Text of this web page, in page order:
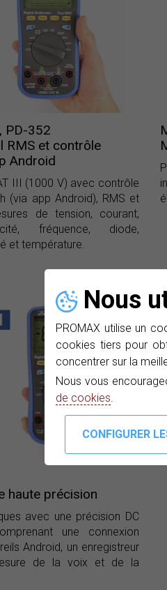
Nous
PROMAX utilise un
cookies tiers pour
concentrer sur la
Nous vous
de cookies.
PD-352
RMS et contrôle
Android
III (1000 V) avec contrôle
(via app Android), RMS et
de tension, courant,
fréquence, diode,
et température.
haute précision
avec une précision DC
une connexion
Android, un enregistreur
de la voix et de la